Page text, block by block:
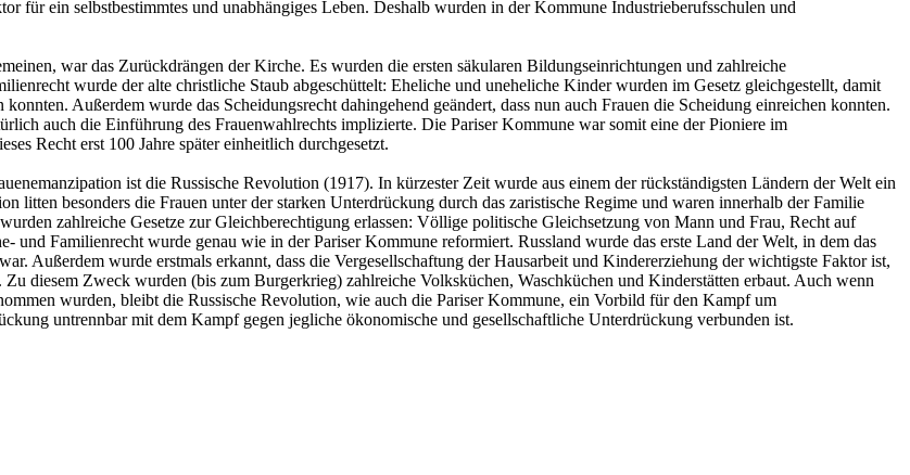
für ein selbstbestimmtes und unabhängiges Leben. Deshalb wurden in der Kommune Industrieberufsschulen und
war das Zurückdrängen der Kirche. Es wurden die ersten säkularen Bildungseinrichtungen und zahlreiche
wurde der alte christliche Staub abgeschüttelt: Eheliche und uneheliche Kinder wurden im Gesetz gleichgestellt, damit
Außerdem wurde das Scheidungsrecht dahingehend geändert, dass nun auch Frauen die Scheidung einreichen konnten.
auch die Einführung des Frauenwahlrechts implizierte. Die Pariser Kommune war somit eine der Pioniere im
Recht erst 100 Jahre später einheitlich durchgesetzt.
ist die Russische Revolution (1917). In kürzester Zeit wurde aus einem der rückständigsten Ländern der Welt ein
litten besonders die Frauen unter der starken Unterdrückung durch das zaristische Regime und waren innerhalb der Familie
zahlreiche Gesetze zur Gleichberechtigung erlassen: Völlige politische Gleichsetzung von Mann und Frau, Recht auf
und Familienrecht wurde genau wie in der Pariser Kommune reformiert. Russland wurde das erste Land der Welt, in dem das
Außerdem wurde erstmals erkannt, dass die Vergesellschaftung der Hausarbeit und Kindererziehung der wichtigste Faktor ist,
diesem Zweck wurden (bis zum Burgerkrieg) zahlreiche Volksküchen, Waschküchen und Kinderstätten erbaut. Auch wenn
wurden, bleibt die Russische Revolution, wie auch die Pariser Kommune, ein Vorbild für den Kampf um
untrennbar mit dem Kampf gegen jegliche ökonomische und gesellschaftliche Unterdrückung verbunden ist.